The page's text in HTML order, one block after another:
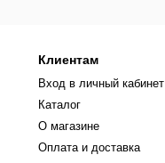
Клиентам
Вход в личный кабинет
Каталог
О магазине
Оплата и доставка